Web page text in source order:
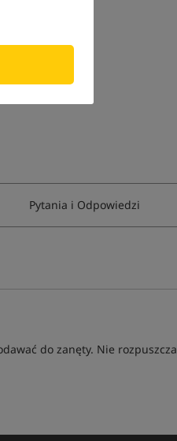
Pytania i Odpowiedzi
do zanęty. Nie rozpuszcza